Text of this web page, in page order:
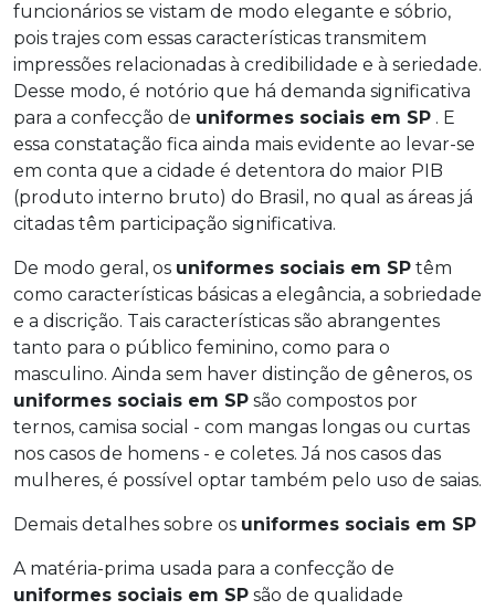
funcionários se vistam de modo elegante e sóbrio,
pois trajes com essas características transmitem
impressões relacionadas à credibilidade e à seriedade.
Desse modo, é notório que há demanda significativa
para a confecção de uniformes sociais em SP . E
essa constatação fica ainda mais evidente ao levar-se
em conta que a cidade é detentora do maior PIB
(produto interno bruto) do Brasil, no qual as áreas já
citadas têm participação significativa.
De modo geral, os uniformes sociais em SP têm
como características básicas a elegância, a sobriedade
e a discrição. Tais características são abrangentes
tanto para o público feminino, como para o
masculino. Ainda sem haver distinção de gêneros, os
uniformes sociais em SP são compostos por
ternos, camisa social - com mangas longas ou curtas
nos casos de homens - e coletes. Já nos casos das
mulheres, é possível optar também pelo uso de saias.
Demais detalhes sobre os uniformes sociais em SP
A matéria-prima usada para a confecção de
uniformes sociais em SP são de qualidade